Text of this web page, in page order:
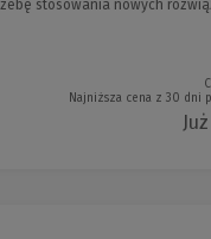
stosowania nowych
Najniższa cena z 30 dni